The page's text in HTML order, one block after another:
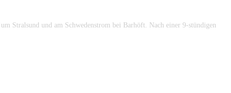
Stralsund und am Schwedenstrom bei Barhöft. Nach einer 9-stündigen